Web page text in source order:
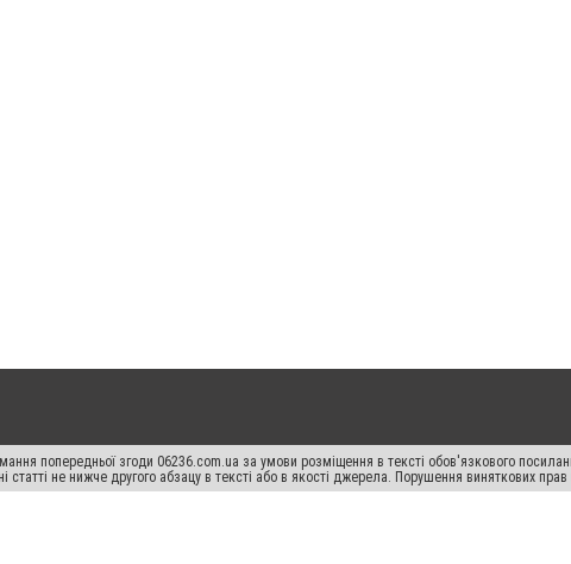
попередньої згоди 06236.com.ua за умови розміщення в тексті обов'язкового
статті не нижче другого абзацу в тексті або в якості джерела. Порушення виняткових